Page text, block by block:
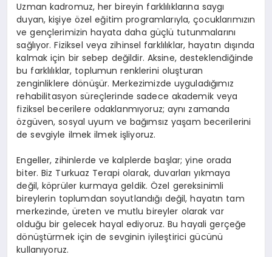
Uzman kadromuz, her bireyin farklılıklarına saygı
duyan, kişiye özel eğitim programlarıyla, çocuklarımızın
ve gençlerimizin hayata daha güçlü tutunmalarını
sağlıyor. Fiziksel veya zihinsel farklılıklar, hayatın dışında
kalmak için bir sebep değildir. Aksine, desteklendiğinde
bu farklılıklar, toplumun renklerini oluşturan
zenginliklere dönüşür. Merkezimizde uyguladığımız
rehabilitasyon süreçlerinde sadece akademik veya
fiziksel becerilere odaklanmıyoruz; aynı zamanda
özgüven, sosyal uyum ve bağımsız yaşam becerilerini
de sevgiyle ilmek ilmek işliyoruz.
Engeller, zihinlerde ve kalplerde başlar; yine orada
biter. Biz Turkuaz Terapi olarak, duvarları yıkmaya
değil, köprüler kurmaya geldik. Özel gereksinimli
bireylerin toplumdan soyutlandığı değil, hayatın tam
merkezinde, üreten ve mutlu bireyler olarak var
olduğu bir gelecek hayal ediyoruz. Bu hayali gerçeğe
dönüştürmek için de sevginin iyileştirici gücünü
kullanıyoruz.